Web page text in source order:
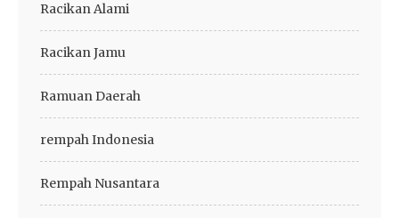
Racikan Alami
Racikan Jamu
Ramuan Daerah
rempah Indonesia
Rempah Nusantara